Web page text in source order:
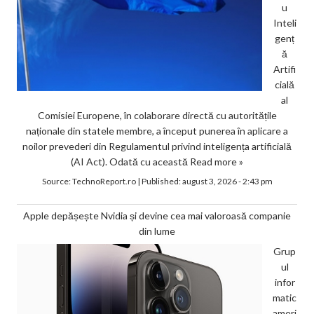
u
Inteli
genț
ă
Artifi
cială
al
Comisiei Europene, în colaborare directă cu autoritățile
naționale din statele membre, a început punerea în aplicare a
noilor prevederi din Regulamentul privind inteligența artificială
(AI Act). Odată cu această Read more »
Source:TechnoReport.ro| Published:august 3, 2026 - 2:43 pm
Apple depășește Nvidia și devine cea mai valoroasă companie
din lume
Grup
ul
infor
matic